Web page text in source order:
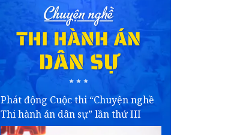
Phát động Cuộc thi “Chuyện nghề
Thi hành án dân sự” lần thứ III